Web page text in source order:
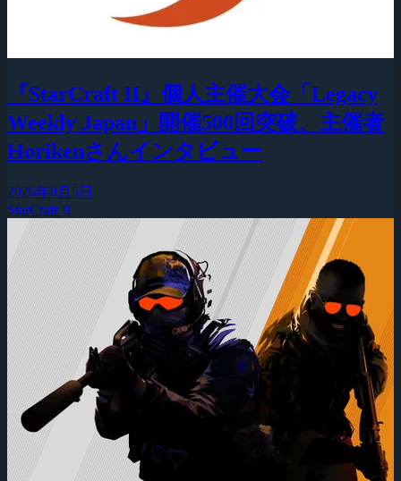
『StarCraft II』個人主催大会「Legacy
Weekly Japan」開催500回突破、主催者
Horikenさんインタビュー
2026年8月5日
StarCraft II